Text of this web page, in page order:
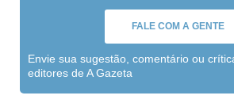
FALE COM A GENTE
Envie sua sugestão, comentário ou
editores de A Gazeta